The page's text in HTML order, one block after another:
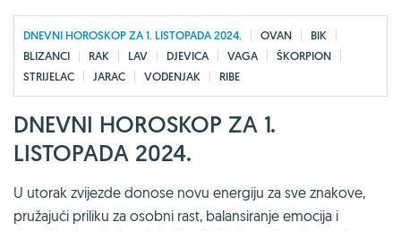
DNEVNI HOROSKOP ZA 1. LISTOPADA 2024. OVAN
BIK
BLIZANCI
RAK LAV DJEVICA VAGA
ŠKORPION
STRIJELAC
JARAC VODENJAK RIBE
DNEVNI HOROSKOP ZA 1.
LISTOPADA 2024.
U utorak zvijezde donose novu energiju za sve znakove,
pružajući priliku za osobni rast, balansiranje emocija i